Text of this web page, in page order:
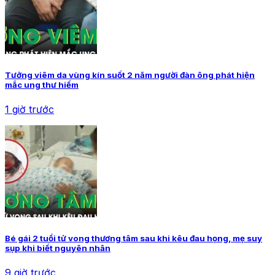
Tưởng viêm da vùng kín suốt 2 năm người đàn ông phát hiện
mắc ung thư hiếm
1 giờ trước
Bé gái 2 tuổi tử vong thương tâm sau khi kêu đau họng, mẹ suy
sụp khi biết nguyên nhân